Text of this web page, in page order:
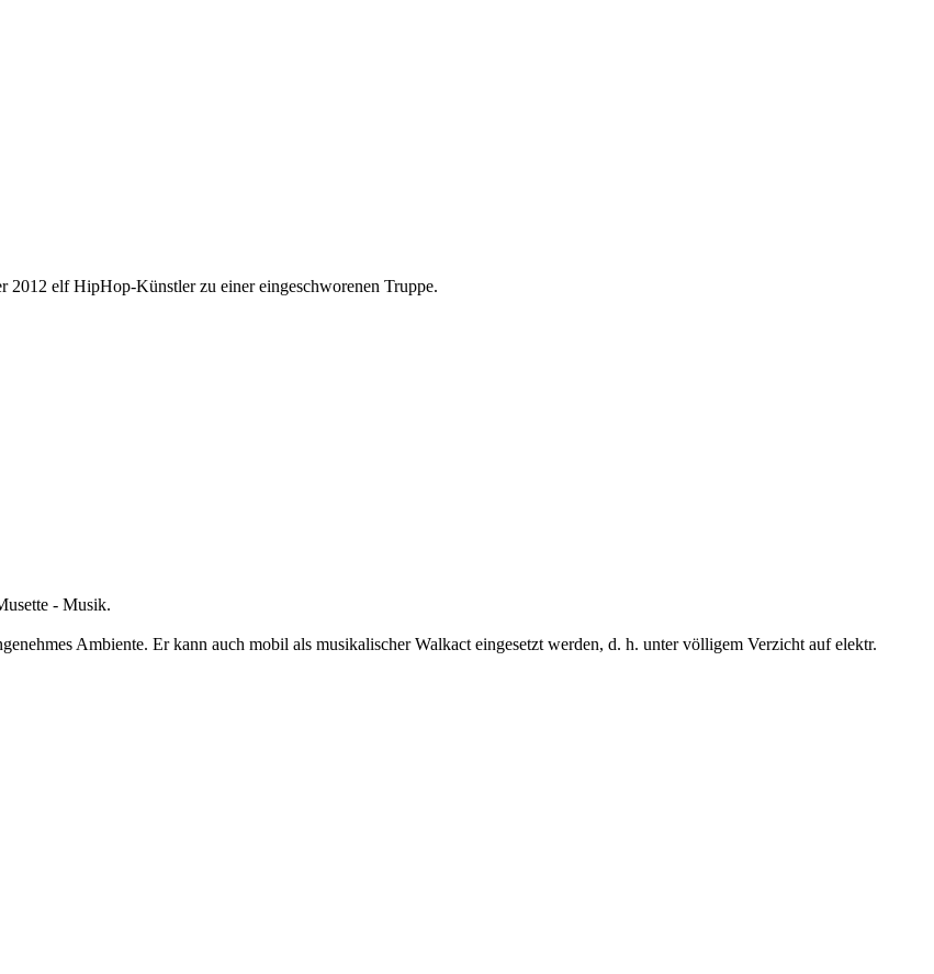
2012 elf HipHop-Künstler zu einer eingeschworenen Truppe.
- Musik.
Ambiente. Er kann auch mobil als musikalischer Walkact eingesetzt werden, d. h. unter völligem Verzicht auf elektr.